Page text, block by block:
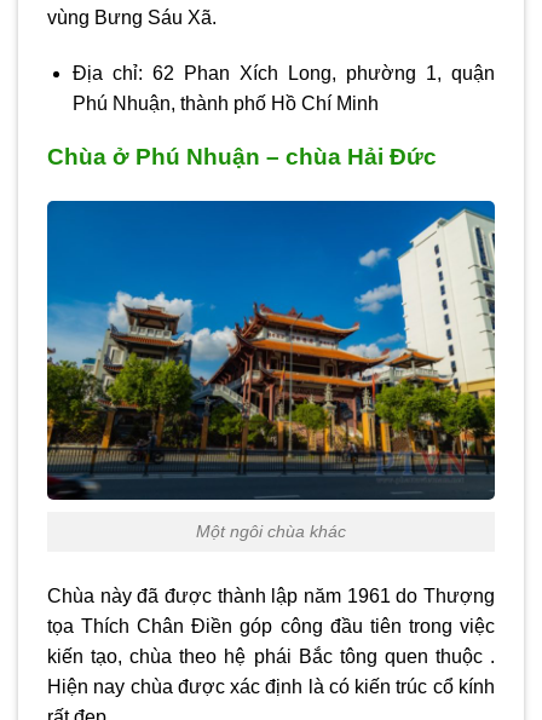
vùng Bưng Sáu Xã.
Địa chỉ: 62 Phan Xích Long, phường 1, quận
Phú Nhuận, thành phố Hồ Chí Minh
Chùa ở Phú Nhuận – chùa Hải Đức
Một ngôi chùa khác
Chùa này đã được thành lập năm 1961 do Thượng
tọa Thích Chân Điền góp công đầu tiên trong việc
kiến tạo, chùa theo hệ phái Bắc tông quen thuộc .
Hiện nay chùa được xác định là có kiến trúc cổ kính